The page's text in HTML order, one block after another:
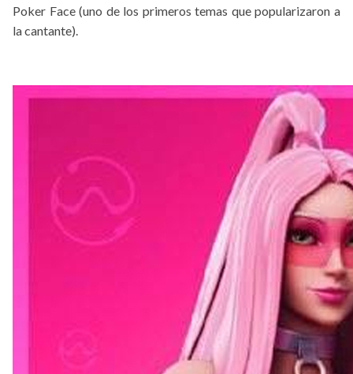
Poker Face (uno de los primeros temas que popularizaron a
la cantante).